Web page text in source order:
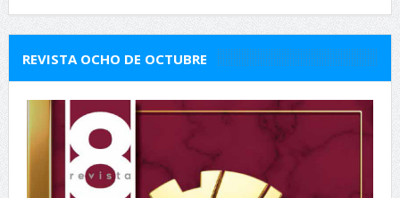
REVISTA OCHO DE OCTUBRE